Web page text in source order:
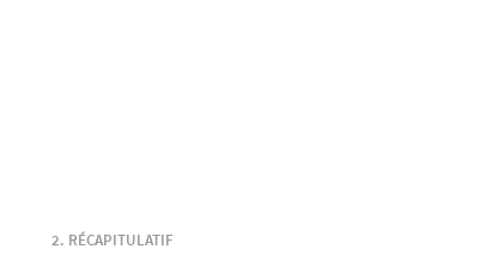
RÉCAPITULATIF